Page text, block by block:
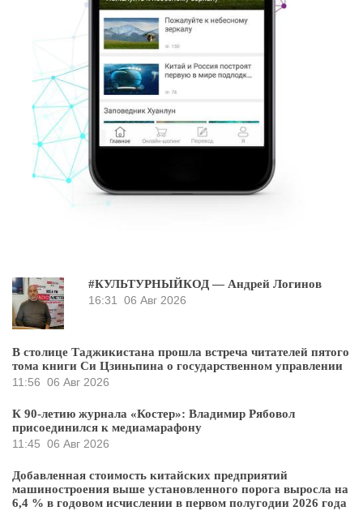
#КУЛЬТУРНЫЙКОД — Андрей Логинов
16:31
06 Авг 2026
В столице Таджикистана прошла встреча читателей пятого
тома книги Си Цзиньпина о государственном управлении
11:56 06 Авг 2026
К 90-летию журнала «Костер»: Владимир Рябовол
присоединился к медиамарафону
11:45 06 Авг 2026
Добавленная стоимость китайских предприятий
машиностроения выше установленного порога выросла на
6,4 % в годовом исчислении в первом полугодии 2026 года